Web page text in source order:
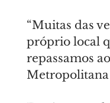
“Muitas das
próprio local
repassamos
Metropolitana